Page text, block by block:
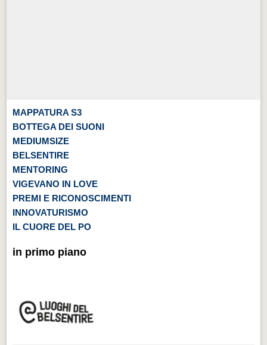
MAPPATURA S3
BOTTEGA DEI SUONI
MEDIUMSIZE
BELSENTIRE
MENTORING
VIGEVANO IN LOVE
PREMI E RICONOSCIMENTI
INNOVATURISMO
IL CUORE DEL PO
in primo piano